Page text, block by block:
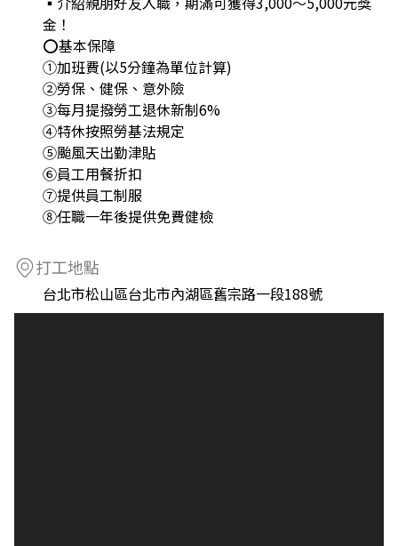
金！
⭕基本保障
①加班費(以5分鐘為單位計算)
②勞保、健保、意外險
③每月提撥勞工退休新制6%
④特休按照勞基法規定
⑤颱風天出勤津貼
⑥員工用餐折扣
⑦提供員工制服
⑧任職一年後提供免費健檢
打工地點
台北市松山區台北市內湖區舊宗路一段188號